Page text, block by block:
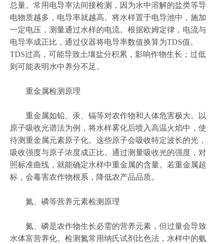
总量。常用电导率法间接检测，因为水中溶解的盐类等导
电物质越多，电导率就越高。将水样置于电导池中，施加
一定电压，测量通过水样的电流。根据欧姆定律，电流与
电导率成正比，通过仪器将电导率数值换算为TDS值。
TDS过高，可能导致土壤盐分积累，影响作物生长；过低
则可能表明水中养分不足。
重金属检测原理
重金属如铅、汞、镉等对农作物和人体危害极大。以
原子吸收光谱法为例，将水样雾化后喷入高温火焰中，使
待测重金属元素原子化。这些原子会吸收特定波长的光，
吸收强度与原子浓度成正比。通过测量吸收光的强度，对
照标准曲线，就能确定水样中重金属的含量。若重金属超
标，会毒害农作物根系，降低农产品品质。
氮、磷等营养元素检测原理
氮、磷是农作物生长必需的营养元素，但过量会导致
水体富营养化。检测氮常用纳氏试剂比色法，水样中的氨